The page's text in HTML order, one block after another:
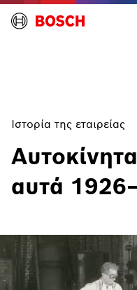
Ιστορία της εταιρείας
αυτά